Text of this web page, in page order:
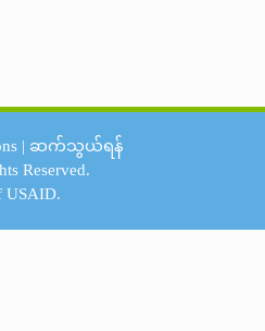
| ဆက်သွယ်ရန်
Reserved.
USAID.